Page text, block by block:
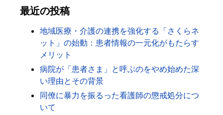
最近の投稿
地域医療・介護の連携を強化する「さくらネ
ット」の始動：患者情報の一元化がもたらす
メリット
病院が「患者さま」と呼ぶのをやめ始めた深
い理由とその背景
同僚に暴力を振るった看護師の懲戒処分につ
いて